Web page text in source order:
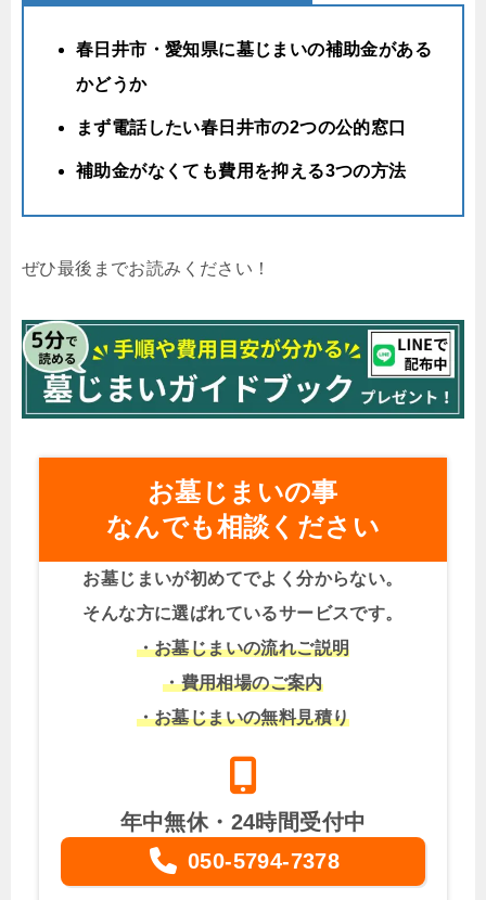
春日井市・愛知県に墓じまいの補助金がある
かどうか
まず電話したい春日井市の2つの公的窓口
補助金がなくても費用を抑える3つの方法
ぜひ最後までお読みください！
お墓じまいの事
なんでも相談ください
お墓じまいが初めてでよく分からない。
そんな方に選ばれているサービスです。
・お墓じまいの流れご説明
・費用相場のご案内
・お墓じまいの無料見積り
年中無休・24時間受付中
050-5794-7378